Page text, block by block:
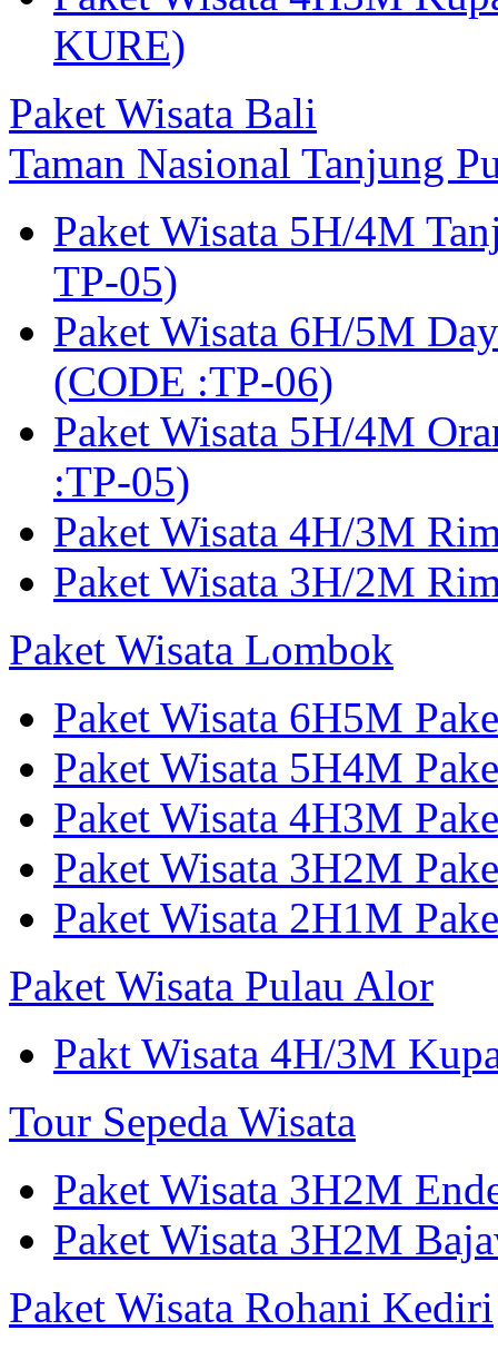
KURE)
Paket Wisata Bali
Taman Nasional Tanjung
Paket Wisata 5H/4M
TP-05)
Paket Wisata 6H/5M
(CODE :TP-06)
Paket Wisata 5H/4M
:TP-05)
Paket Wisata 4H/3M
Paket Wisata 3H/2M
Paket Wisata Lombok
Paket Wisata 6H5M
Paket Wisata 5H4M
Paket Wisata 4H3M
Paket Wisata 3H2M
Paket Wisata 2H1M
Paket Wisata Pulau Alor
Pakt Wisata 4H/3M
Tour Sepeda Wisata
Paket Wisata 3H2M
Paket Wisata 3H2M
Paket Wisata Rohani Kediri